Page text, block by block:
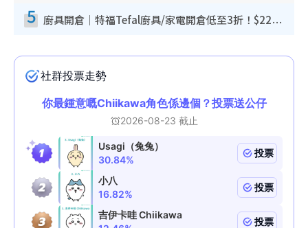
5 廚具開倉｜特福Tefal廚具/家電開倉低至3折！$220起買平底鍋/炒鑊/湯煲！電飯煲/吸塵機/燙斗$418起